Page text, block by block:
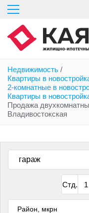
Перейти
основному
содержанию
Недвижимость /
Квартиры в
2-комнатные в
Квартиры в
Продажа
Владивостокская
Стд. 1